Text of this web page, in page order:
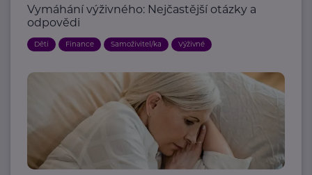
Vymáhání výživného: Nejčastější otázky a
odpovědi
Děti Finance Samoživitel/ka Výživné